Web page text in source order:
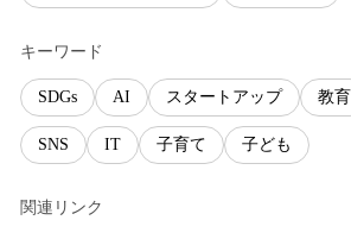
キーワード
SDGs AI スタートアップ 教育
SNS IT 子育て 子ども
関連リンク